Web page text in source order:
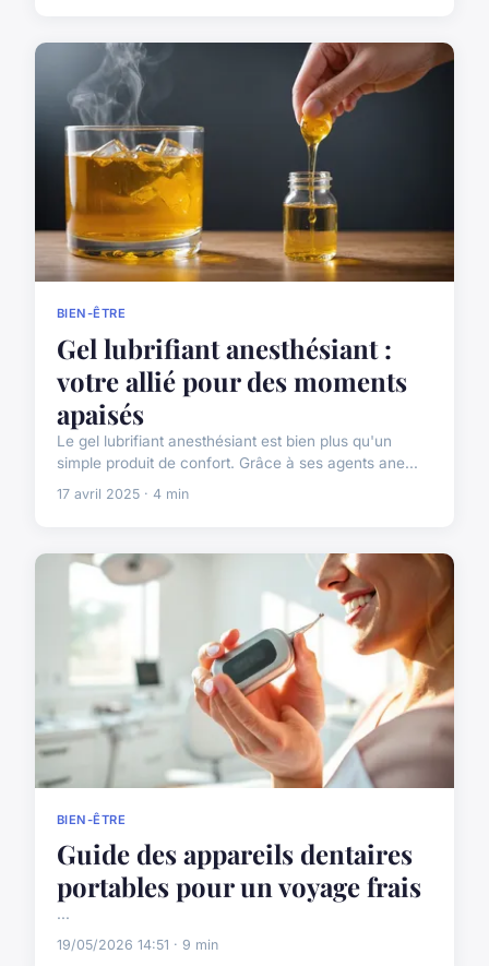
BIEN-ÊTRE
Gel lubrifiant anesthésiant :
votre allié pour des moments
apaisés
Le gel lubrifiant anesthésiant est bien plus qu'un
simple produit de confort. Grâce à ses agents ane...
17 avril 2025 · 4 min
BIEN-ÊTRE
Guide des appareils dentaires
portables pour un voyage frais
...
19/05/2026 14:51 · 9 min